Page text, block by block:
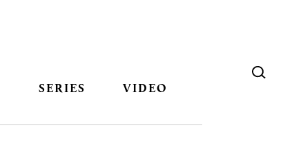
SERIES VIDEO